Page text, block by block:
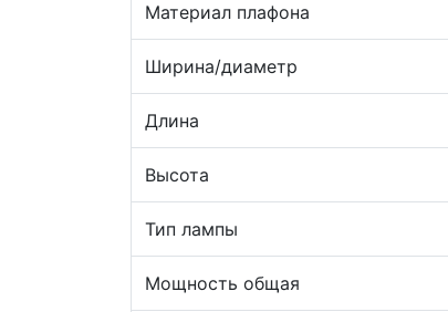
Материал плафона
Ширина/диаметр
Длина
Высота
Тип лампы
Мощность общая